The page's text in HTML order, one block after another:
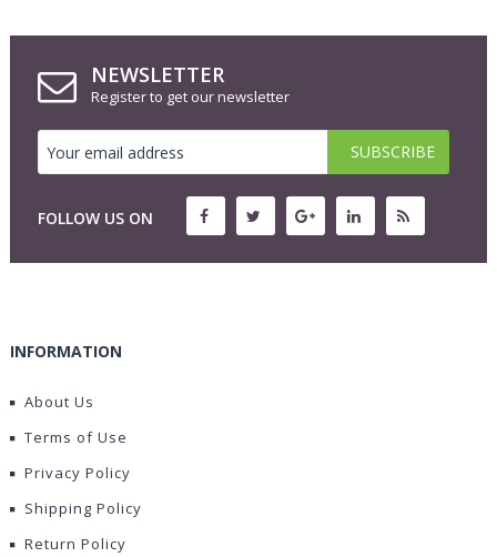
NEWSLETTER
Register to get our newsletter
FOLLOW US ON
INFORMATION
About Us
Terms of Use
Privacy Policy
Shipping Policy
Return Policy